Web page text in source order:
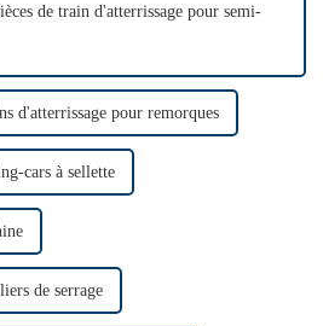
de train d'atterrissage pour semi-
d'atterrissage pour remorques
cars à sellette
de serrage